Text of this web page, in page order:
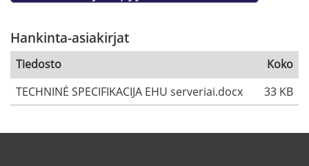
Hankinta-asiakirjat
Tiedosto
Koko
TECHNINĖ SPECIFIKACIJA EHU serveriai.docx
33 KB